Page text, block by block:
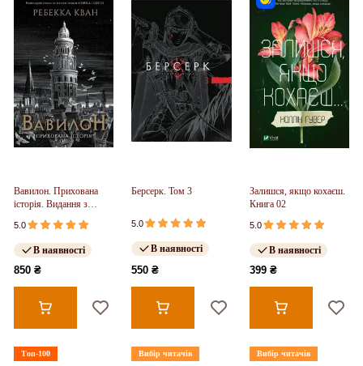
Вавилон. Прихована
історія. Видання з
ілюстрованим зрізом
(у)
5.0
В наявності
850 ₴
Берсерк. Том 3
5.0
В наявності
550 ₴
Залишся, якщо кохаєш.
Книга 02
5.0
В наявності
399 ₴
Топ-100 Вибір читачів Вибір читачів